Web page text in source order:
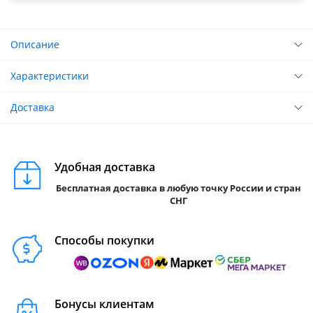
Описание
Характеристики
Доставка
Удобная доставка
Бесплатная доставка в любую точку России и стран
СНГ
Способы покупки
Бонусы клиентам